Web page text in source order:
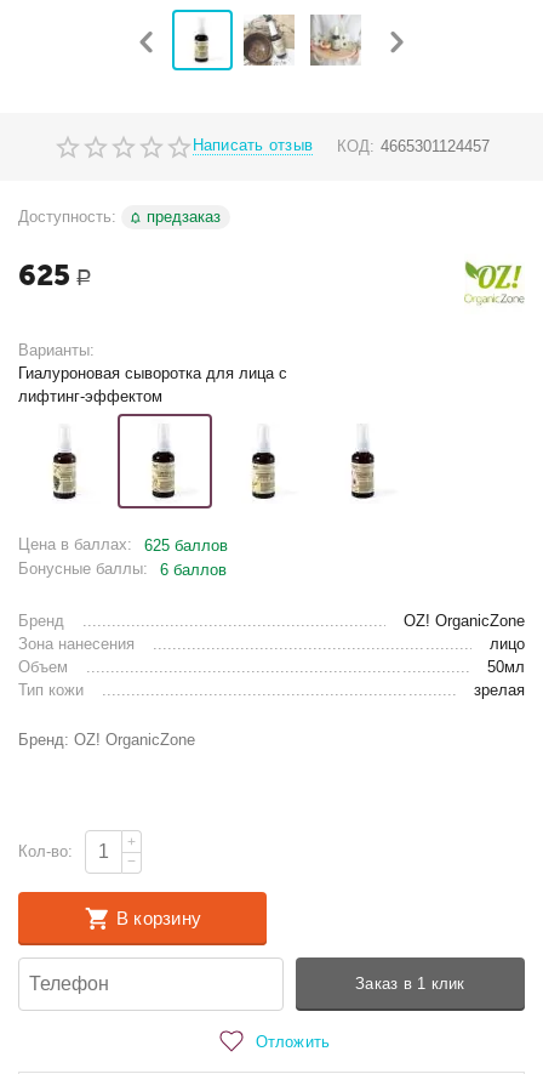
Написать отзыв КОД: 4665301124457
Доступность: предзаказ
625 Р
Варианты:
Гиалуроновая сыворотка для лица с
лифтинг-эффектом
Цена в баллах:
625 баллов
Бонусные баллы:
6 баллов
Бренд
OZ! OrganicZone
Зона нанесения
лицо
Объем
50мл
Тип кожи
зрелая
Бренд: OZ! OrganicZone
Кол-во:
+
−
В корзину
Заказ в 1 клик
Отложить